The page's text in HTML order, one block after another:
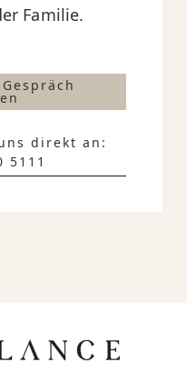
Familie.
direkt an:
5111